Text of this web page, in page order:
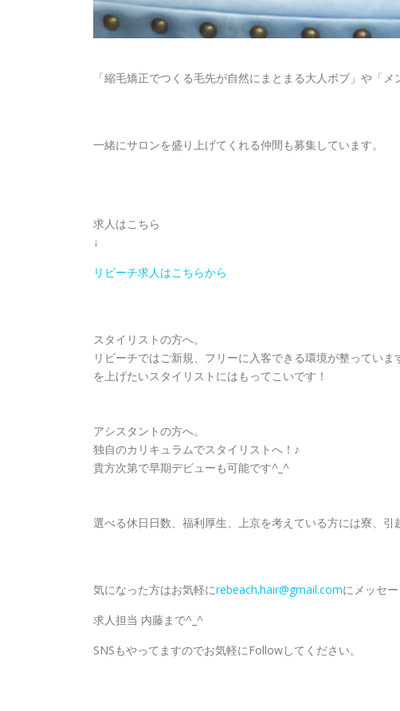
「縮毛矯正でつくる毛先が自然にまとまる大人ボブ」や「
一緒にサロンを盛り上げてくれる仲間も募集しています。
求人はこちら
↓
リビーチ求人はこちらから
スタイリストの方へ。
リビーチではご新規、フリーに入客できる環境が整ってい
を上げたいスタイリストにはもってこいです！
アシスタントの方へ。
独自のカリキュラムでスタイリストへ！♪
貴方次第で早期デビューも可能です^_^
選べる休日日数、福利厚生、上京を考えている方には寮、
気になった方はお気軽にrebeach.hair@gmail.comにメッセー
求人担当 内藤まで^_^
SNSもやってますのでお気軽にFollowしてください。